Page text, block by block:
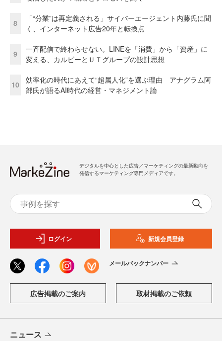
8
「“分業”は再定義される」サイバーエージェント内藤氏に聞
く、インターネット広告20年と転換点
9
一斉配信で終わらせない。LINEを「消費」から「資産」に
変える、カルビーとＵＴグループの設計思想
10
効率化の時代にあえて“超属人化”を選ぶ理由 アナグラム阿
部氏が語るAI時代の経営・マネジメント論
デジタルを中心とした広告／マーケティングの最新動向を
発信するマーケティング専門メディアです。
ログイン 新規会員登録
メールバックナンバー
広告掲載のご案内 取材掲載のご依頼
ニュース